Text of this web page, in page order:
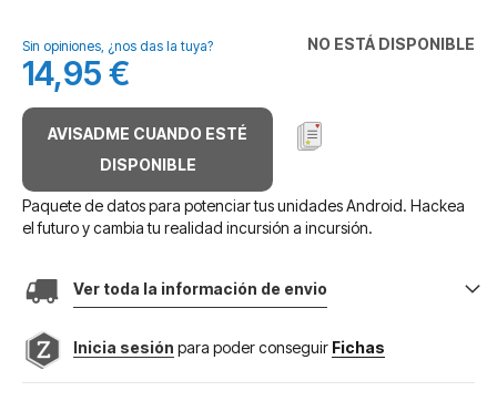
imágenes
NO ESTÁ DISPONIBLE
Sin opiniones, ¿nos das la tuya?
14,95 €
AVISADME CUANDO ESTÉ
DISPONIBLE
Paquete de datos para potenciar tus unidades Android. Hackea
el futuro y cambia tu realidad incursión a incursión.
Ver toda la información de envio
Inicia sesión para poder conseguir Fichas